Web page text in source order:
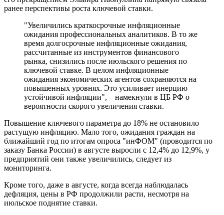
ранее перспективы роста ключевой ставки.
"Увеличились краткосрочные инфляционные
ожидания профессиональных аналитиков. В то же
время долгосрочные инфляционные ожидания,
рассчитанные из инструментов финансового
рынка, снизились после июльского решения по
ключевой ставке. В целом инфляционные
ожидания экономических агентов сохраняются на
повышенных уровнях. Это усиливает инерцию
устойчивой инфляции", – намекнули в ЦБ РФ о
вероятности скорого увеличения ставки.
Повышение ключевого параметра до 18% не остановило
растущую инфляцию. Мало того, ожидания граждан на
ближайший год по итогам опроса "инФОМ" (проводится по
заказу Банка России) в августе выросли с 12,4% до 12,9%, у
предприятий они также увеличились, следует из
мониторинга.
Кроме того, даже в августе, когда всегда наблюдалась
дефляция, цены в РФ продолжили расти, несмотря на
июльское поднятие ставки.